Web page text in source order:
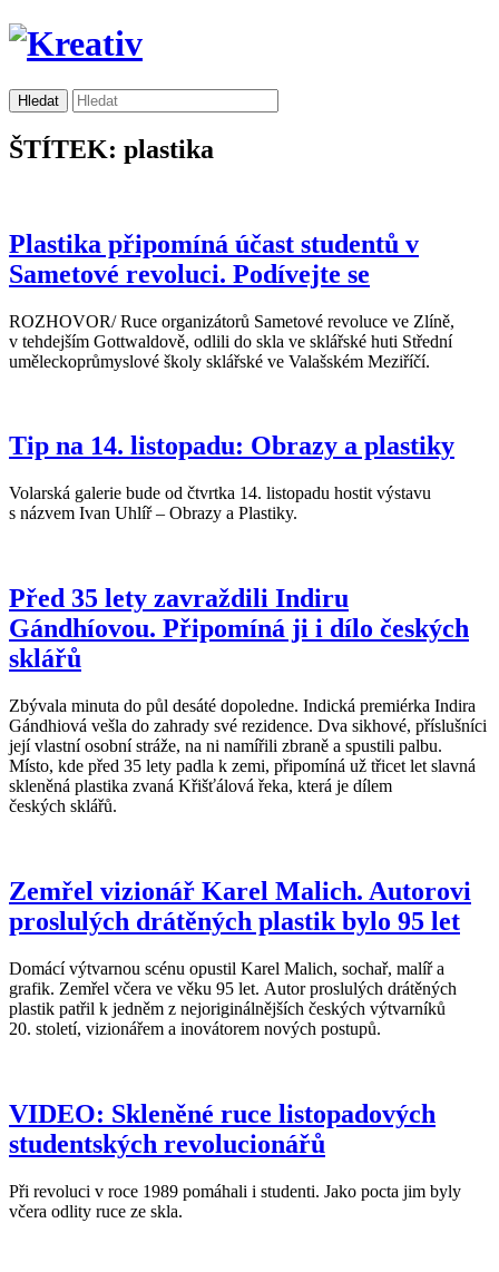
ŠTÍTEK: plastika
Plastika připomíná účast studentů v
Sametové revoluci. Podívejte se
ROZHOVOR/ Ruce organizátorů Sametové revoluce ve Zlíně,
v tehdejším Gottwaldově, odlili do skla ve sklářské huti Střední
uměleckoprůmyslové školy sklářské ve Valašském Meziříčí.
Tip na 14. listopadu: Obrazy a plastiky
Volarská galerie bude od čtvrtka 14. listopadu hostit výstavu
s názvem Ivan Uhlíř – Obrazy a Plastiky.
Před 35 lety zavraždili Indiru
Gándhíovou. Připomíná ji i dílo českých
sklářů
Zbývala minuta do půl desáté dopoledne. Indická premiérka Indira
Gándhiová vešla do zahrady své rezidence. Dva sikhové, příslušníci
její vlastní osobní stráže, na ni namířili zbraně a spustili palbu.
Místo, kde před 35 lety padla k zemi, připomíná už třicet let slavná
skleněná plastika zvaná Křišťálová řeka, která je dílem
českých sklářů.
Zemřel vizionář Karel Malich. Autorovi
proslulých drátěných plastik bylo 95 let
Domácí výtvarnou scénu opustil Karel Malich, sochař, malíř a
grafik. Zemřel včera ve věku 95 let. Autor proslulých drátěných
plastik patřil k jedněm z nejoriginálnějších českých výtvarníků
20. století, vizionářem a inovátorem nových postupů.
VIDEO: Skleněné ruce listopadových
studentských revolucionářů
Při revoluci v roce 1989 pomáhali i studenti. Jako pocta jim byly
včera odlity ruce ze skla.